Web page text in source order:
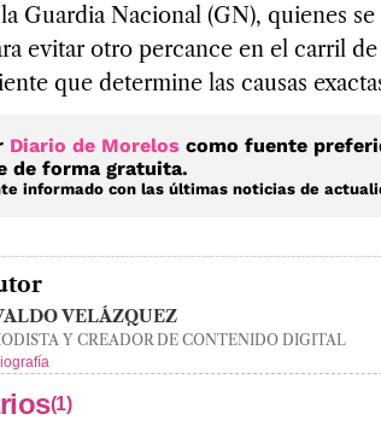
Guardia Nacional (GN), quienes
evitar otro percance en el carril
que determine las causas
Diario de Morelos como fuente
de forma gratuita.
informado con las últimas noticias de
VELÁZQUEZ
Y CREADOR DE CONTENIDO DIGITAL
(1)